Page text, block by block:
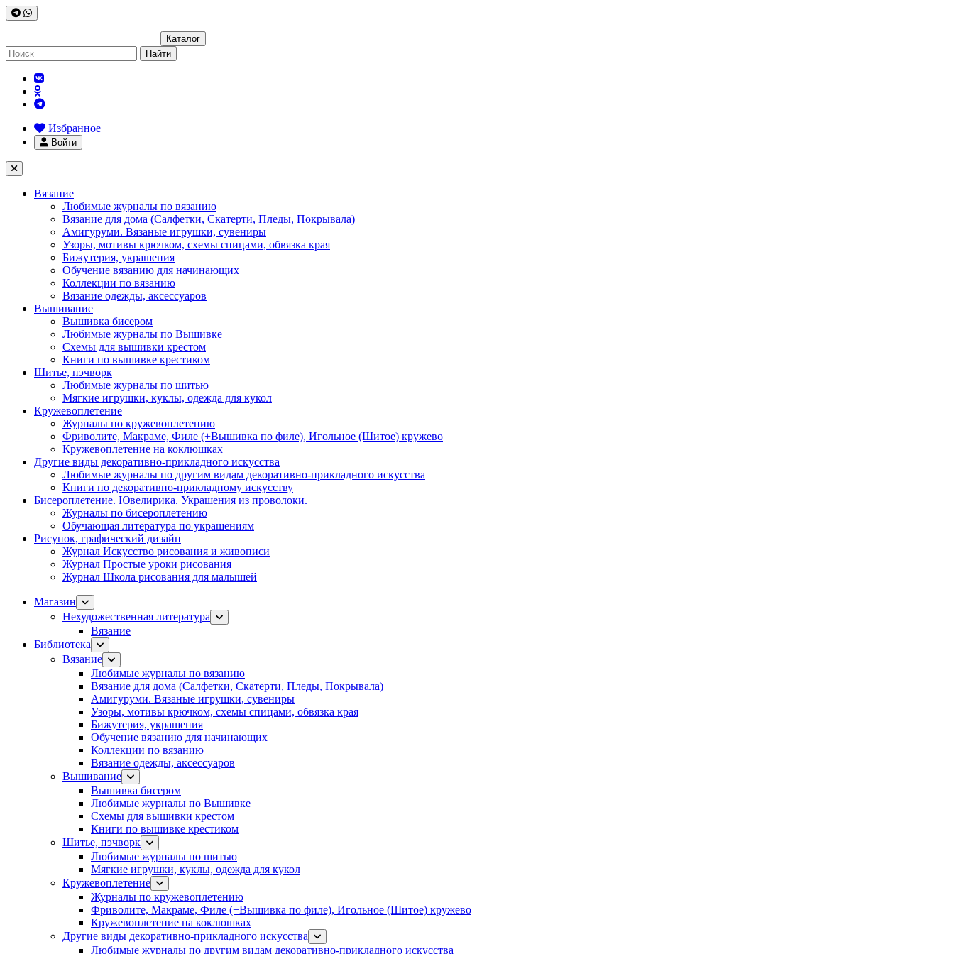
Каталог
Найти
Избранное
Войти
Вязание
Любимые журналы по вязанию
Вязание для дома (Салфетки, Скатерти, Пледы, Покрывала)
Амигуруми. Вязаные игрушки, сувениры
Узоры, мотивы крючком, схемы спицами, обвязка края
Бижутерия, украшения
Обучение вязанию для начинающих
Коллекции по вязанию
Вязание одежды, аксессуаров
Вышивание
Вышивка бисером
Любимые журналы по Вышивке
Схемы для вышивки крестом
Книги по вышивке крестиком
Шитье, пэчворк
Любимые журналы по шитью
Мягкие игрушки, куклы, одежда для кукол
Кружевоплетение
Журналы по кружевоплетению
Фриволите, Макраме, Филе (+Вышивка по филе), Игольное (Шитое) кружево
Кружевоплетение на коклюшках
Другие виды декоративно-прикладного искусства
Любимые журналы по другим видам декоративно-прикладного искусства
Книги по декоративно-прикладному искусству
Бисероплетение. Ювелирика. Украшения из проволоки.
Журналы по бисероплетению
Обучающая литература по украшениям
Рисунок, графический дизайн
Журнал Искусство рисования и живописи
Журнал Простые уроки рисования
Журнал Школа рисования для малышей
Магазин
Нехудожественная литература
Вязание
Библиотека
Вязание
Любимые журналы по вязанию
Вязание для дома (Салфетки, Скатерти, Пледы, Покрывала)
Амигуруми. Вязаные игрушки, сувениры
Узоры, мотивы крючком, схемы спицами, обвязка края
Бижутерия, украшения
Обучение вязанию для начинающих
Коллекции по вязанию
Вязание одежды, аксессуаров
Вышивание
Вышивка бисером
Любимые журналы по Вышивке
Схемы для вышивки крестом
Книги по вышивке крестиком
Шитье, пэчворк
Любимые журналы по шитью
Мягкие игрушки, куклы, одежда для кукол
Кружевоплетение
Журналы по кружевоплетению
Фриволите, Макраме, Филе (+Вышивка по филе), Игольное (Шитое) кружево
Кружевоплетение на коклюшках
Другие виды декоративно-прикладного искусства
Любимые журналы по другим видам декоративно-прикладного искусства